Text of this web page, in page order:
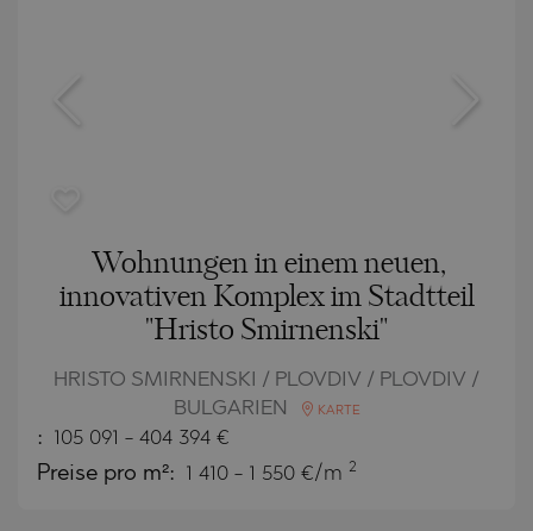
Wohnungen in einem neuen,
innovativen Komplex im Stadtteil
"Hristo Smirnenski"
HRISTO SMIRNENSKI / PLOVDIV / PLOVDIV /
BULGARIEN
KARTE
: 105 091 - 404 394 €
Preise pro m²: 1 410 - 1 550 €/m 2